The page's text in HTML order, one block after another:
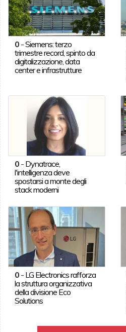
0-Siemens: terzo
trimestre record, spinto da
digitalizzazione, data
center e infrastrutture
0- Dynatrace,
l'intelligenza deve
spostarsi a monte degli
stack moderni
0- LG Electronics rafforza
la struttura organizzativa
della divisione Eco
Solutions